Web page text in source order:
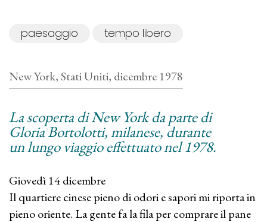
paesaggio tempo libero
New York, Stati Uniti, dicembre 1978
La scoperta di New York da parte di
Gloria Bortolotti, milanese, durante
un lungo viaggio effettuato nel 1978.
Giovedì 14 dicembre
Il quartiere cinese pieno di odori e sapori mi riporta in
pieno oriente. La gente fa la fila per comprare il pane